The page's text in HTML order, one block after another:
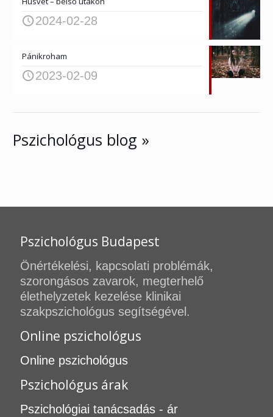
2024-02-28
Pánikroham
2023-02-09
Pszichológus blog »
Pszichológus Budapest
Önértékelési, kapcsolati problémák,
szorongásos zavarok, megterhelő
élethelyzetek kezelése klinikai
szakpszichológus segítségével.
Online pszichológus
Online pszichológus
Pszichológus árak
Pszichológiai tanácsadás - ár